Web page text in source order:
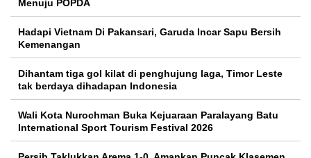
Menuju POPDA
Hadapi Vietnam Di Pakansari, Garuda Incar Sapu Bersih
Kemenangan
Dihantam tiga gol kilat di penghujung laga, Timor Leste
tak berdaya dihadapan Indonesia
Wali Kota Nurochman Buka Kejuaraan Paralayang Batu
International Sport Tourism Festival 2026